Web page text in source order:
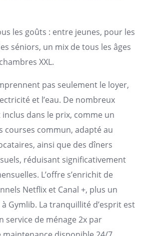
les goûts : entre jeunes, pour les
séniors, un mix de tous les âges
XXL.
pas seulement le loyer,
et l’eau. De nombreux
dans le prix, comme un
courses commun, adapté au
ainsi que des dîners
réduisant significativement
L’offre s’enrichit de
Netflix et Canal +, plus un
Gymlib. La tranquillité d’esprit est
service de ménage 2x par